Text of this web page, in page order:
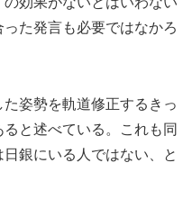
た発言も必要ではなかろ
姿勢を軌道修正するきっ
と述べている。これも同
銀にいる人ではない、と